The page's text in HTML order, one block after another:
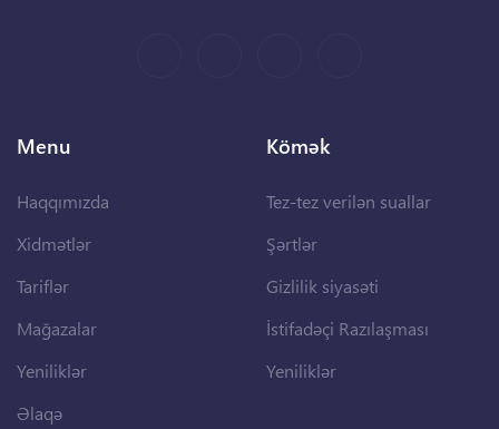
Menu
Haqqımızda
Xidmətlər
Tariflər
Mağazalar
Yeniliklər
Əlaqə
Kömək
Tez-tez verilən suallar
Şərtlər
Gizlilik siyasəti
İstifadəçi Razılaşması
Yeniliklər